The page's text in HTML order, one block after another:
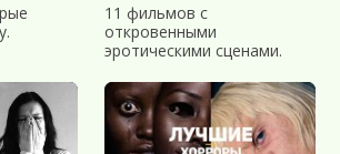
11 фильмов с
откровенными
эротическими сценами.